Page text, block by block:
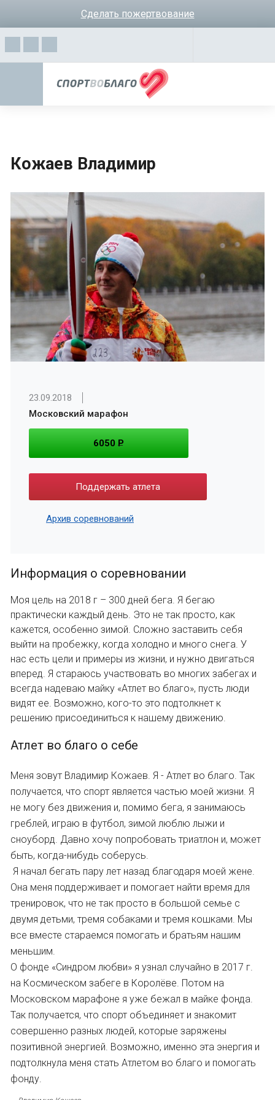
Сделать пожертвование
Кожаев Владимир
23.09.2018
Московский марафон
6050 P
Поддержать атлета
Архив соревнований
Информация о соревновании
Моя цель на 2018 г – 300 дней бега. Я бегаю
практически каждый день. Это не так просто, как
кажется, особенно зимой. Сложно заставить себя
выйти на пробежку, когда холодно и много снега. У
нас есть цели и примеры из жизни, и нужно двигаться
вперед. Я стараюсь участвовать во многих забегах и
всегда надеваю майку «Атлет во благо», пусть люди
видят ее. Возможно, кого-то это подтолкнет к
решению присоединиться к нашему движению.
Атлет во благо о себе
Меня зовут Владимир Кожаев. Я - Атлет во благо. Так
получается, что спорт является частью моей жизни. Я
не могу без движения и, помимо бега, я занимаюсь
греблей, играю в футбол, зимой люблю лыжи и
сноуборд. Давно хочу попробовать триатлон и, может
быть, когда-нибудь соберусь.
Я начал бегать пару лет назад благодаря моей жене.
Она меня поддерживает и помогает найти время для
тренировок, что не так просто в большой семье с
двумя детьми, тремя собаками и тремя кошками. Мы
все вместе стараемся помогать и братьям нашим
меньшим.
О фонде «Синдром любви» я узнал случайно в 2017 г.
на Космическом забеге в Королёве. Потом на
Московском марафоне я уже бежал в майке фонда.
Так получается, что спорт объединяет и знакомит
совершенно разных людей, которые заряжены
позитивной энергией. Возможно, именно эта энергия и
подтолкнула меня стать Атлетом во благо и помогать
фонду.